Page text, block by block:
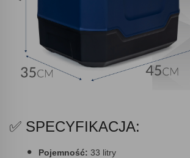
✅ SPECYFIKACJA:
Pojemność: 33 litry